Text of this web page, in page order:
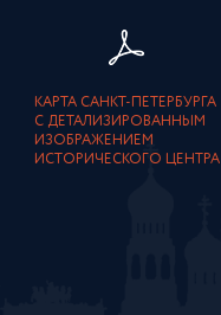
КАРТА САНКТ-ПЕТЕРБУРГА
С ДЕТАЛИЗИРОВАННЫМ
ИЗОБРАЖЕНИЕМ
ИСТОРИЧЕСКОГО ЦЕНТРА